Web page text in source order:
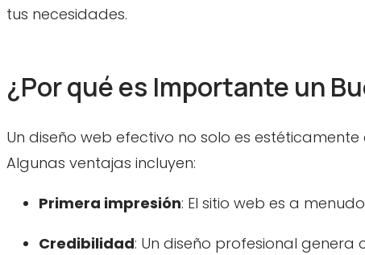
Consejos para Trabajar con Diseñadores Web
1. ¿Qué es el diseño web responsive?
2. ¿Cuánto cuesta un diseño web?
3. ¿Cuánto tiempo tarda en hacer un sitio
4. ¿Qué es el SEO en el diseño web?
5. ¿Es necesario mantener mi sitio web?
Conclusión: Eligiendo el Servicio de Diseño Web
tus necesidades.
¿Por qué es Importante un
Un diseño web efectivo no solo es
Algunas ventajas incluyen:
Primera impresión: El sitio web es a
Credibilidad: Un diseño profesional genera